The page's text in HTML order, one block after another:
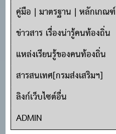
คู่มือ | มาตรฐาน | หลักเกณฑ์
ข่าวสาร เรื่องน่ารู้คนท้องถิ่น
แหล่งเรียนรู้ของคนท้องถิ่น
สารสนเทศ[กรมส่งเสริมฯ]
ลิงก์เว็บไซต์อื่น
ADMIN